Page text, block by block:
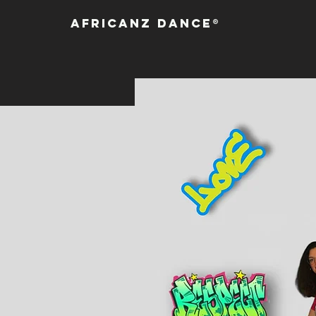
Africanz Dance®